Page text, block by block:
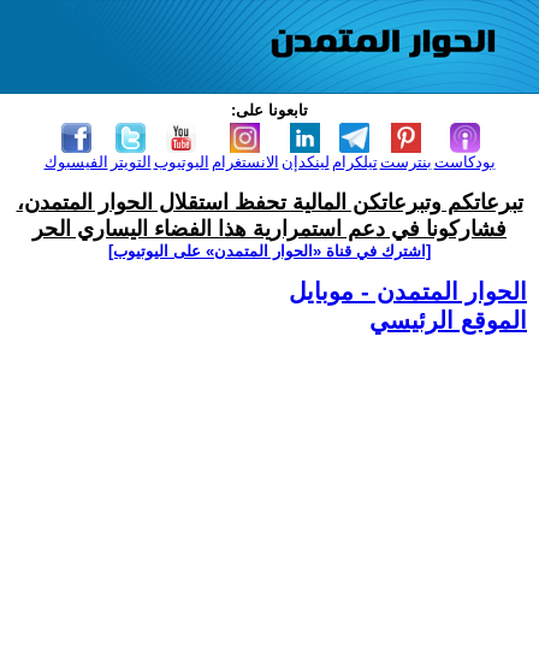
تابعونا على:
الفيسبوك التويتر اليوتيوب الانستغرام لينكدإن تيلكرامبنترست بودكاست
تبرعاتكم وتبرعاتكن المالية تحفظ استقلال الحوار المتمدن،
فشاركونا في دعم استمرارية هذا الفضاء اليساري الحر
[اشترك في قناة ‫«الحوار المتمدن» على اليوتيوب]
الحوار المتمدن - موبايل
الموقع الرئيسي